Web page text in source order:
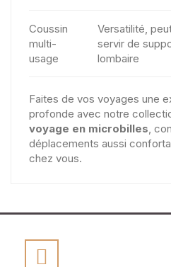
Coussin
multi-
usage
Versatilité,
servir de
lombaire
Faites de vos voyages une
profonde avec notre
voyage en microbilles ,
déplacements aussi
chez vous.